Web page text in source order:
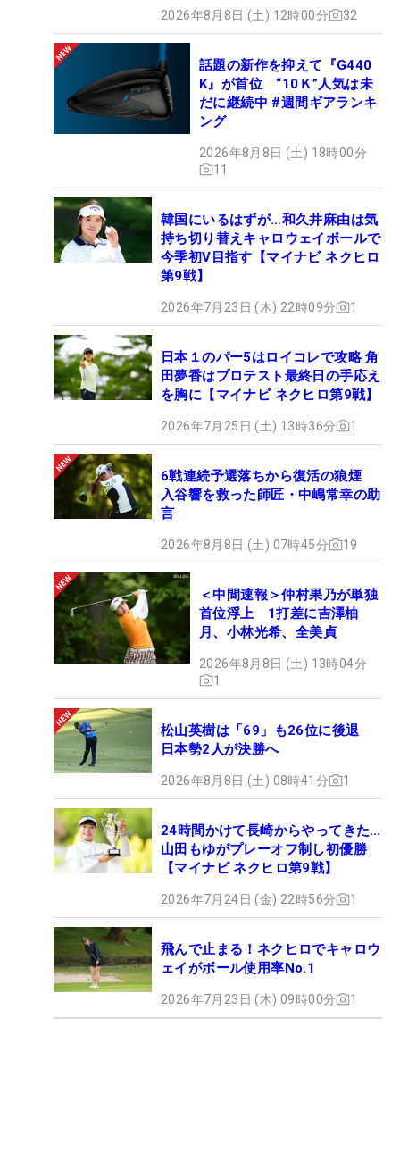
2026年8月8日 (土) 12時00分 32
話題の新作を抑えて『G440
K』が首位 “10Ｋ”人気は未
だに継続中 #週間ギアランキ
ング
2026年8月8日 (土) 18時00分
11
韓国にいるはずが…和久井麻由は気
持ち切り替えキャロウェイボールで
今季初V目指す【マイナビ ネクヒロ
第9戦】
2026年7月23日 (木) 22時09分 1
日本１のパー5はロイコレで攻略 角
田夢香はプロテスト最終日の手応え
を胸に【マイナビ ネクヒロ第9戦】
2026年7月25日 (土) 13時36分 1
6戦連続予選落ちから復活の狼煙
入谷響を救った師匠・中嶋常幸の助
言
2026年8月8日 (土) 07時45分 19
＜中間速報＞仲村果乃が単独
首位浮上 1打差に吉澤柚
月、小林光希、全美貞
2026年8月8日 (土) 13時04分
1
松山英樹は「69」も26位に後退
日本勢2人が決勝へ
2026年8月8日 (土) 08時41分 1
24時間かけて長崎からやってきた…
山田もゆがプレーオフ制し初優勝
【マイナビ ネクヒロ第9戦】
2026年7月24日 (金) 22時56分 1
飛んで止まる！ネクヒロでキャロウ
ェイがボール使用率No.1
2026年7月23日 (木) 09時00分 1